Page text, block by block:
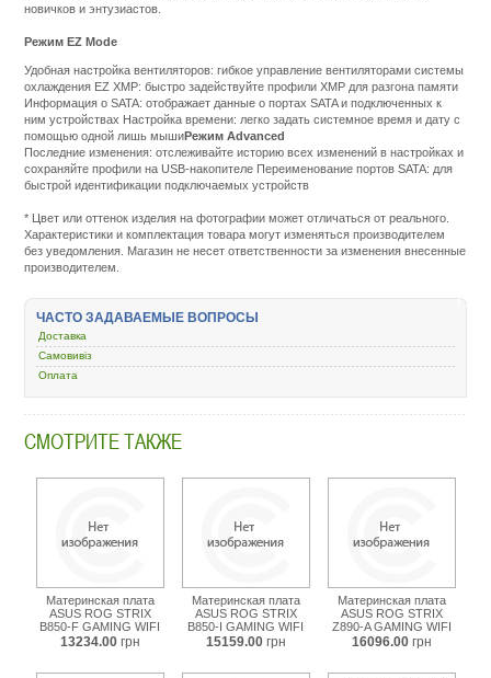
новичков и энтузиастов.
Режим EZ Mode
Удобная настройка вентиляторов: гибкое управление вентиляторами системы
охлаждения EZ XMP: быстро задействуйте профили XMP для разгона памяти
Информация о SATA: отображает данные о портах SATA и подключенных к
ним устройствах Настройка времени: легко задать системное время и дату с
помощью одной лишь мышиРежим Advanced
Последние изменения: отслеживайте историю всех изменений в настройках и
сохраняйте профили на USB-накопителе Переименование портов SATA: для
быстрой идентификации подключаемых устройств
service.com.uacatalog/4513-
kompyuternye-
komplektuyuschie/6474-
asus-
a520m-
plus-
* Цвет или оттенок изделия на фотографии может отличаться от реального.
Характеристики и комплектация товара могут изменяться производителем
без уведомления. Магазин не несет ответственности за изменения внесенные
производителем.
ЧАСТО ЗАДАВАЕМЫЕ ВОПРОСЫ
Доставка
Самовивіз
Оплата
СМОТРИТЕ ТАКЖЕ
Материнская плата
ASUS ROG STRIX
B850-F GAMING WIFI
13234.00 грн
Материнская плата
ASUS ROG STRIX
B850-I GAMING WIFI
15159.00 грн
Материнская плата
ASUS ROG STRIX
Z890-A GAMING WIFI
16096.00 грн